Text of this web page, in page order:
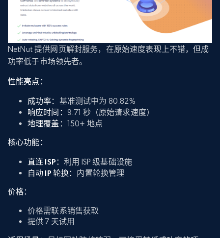
NetNut 提供网页解封服务，在原始速度表现上不错，但成
功率低于市场领先者。
性能亮点：
成功率： 基准测试中为 80.82%
响应时间： 9.71 秒（原始请求速度）
地理覆盖： 150+ 地点
核心功能：
直连 ISP：利用 ISP 级基础设施
自动 IP 轮换： 内置轮换管理
价格：
价格需联系销售获取
提供 7 天试用